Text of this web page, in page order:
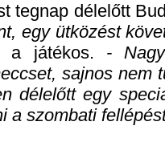
délelőtt
egy ütközést
játékos. -
sajnos nem
délelőtt egy
a szombati